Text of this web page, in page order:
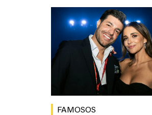
FAMOSOS